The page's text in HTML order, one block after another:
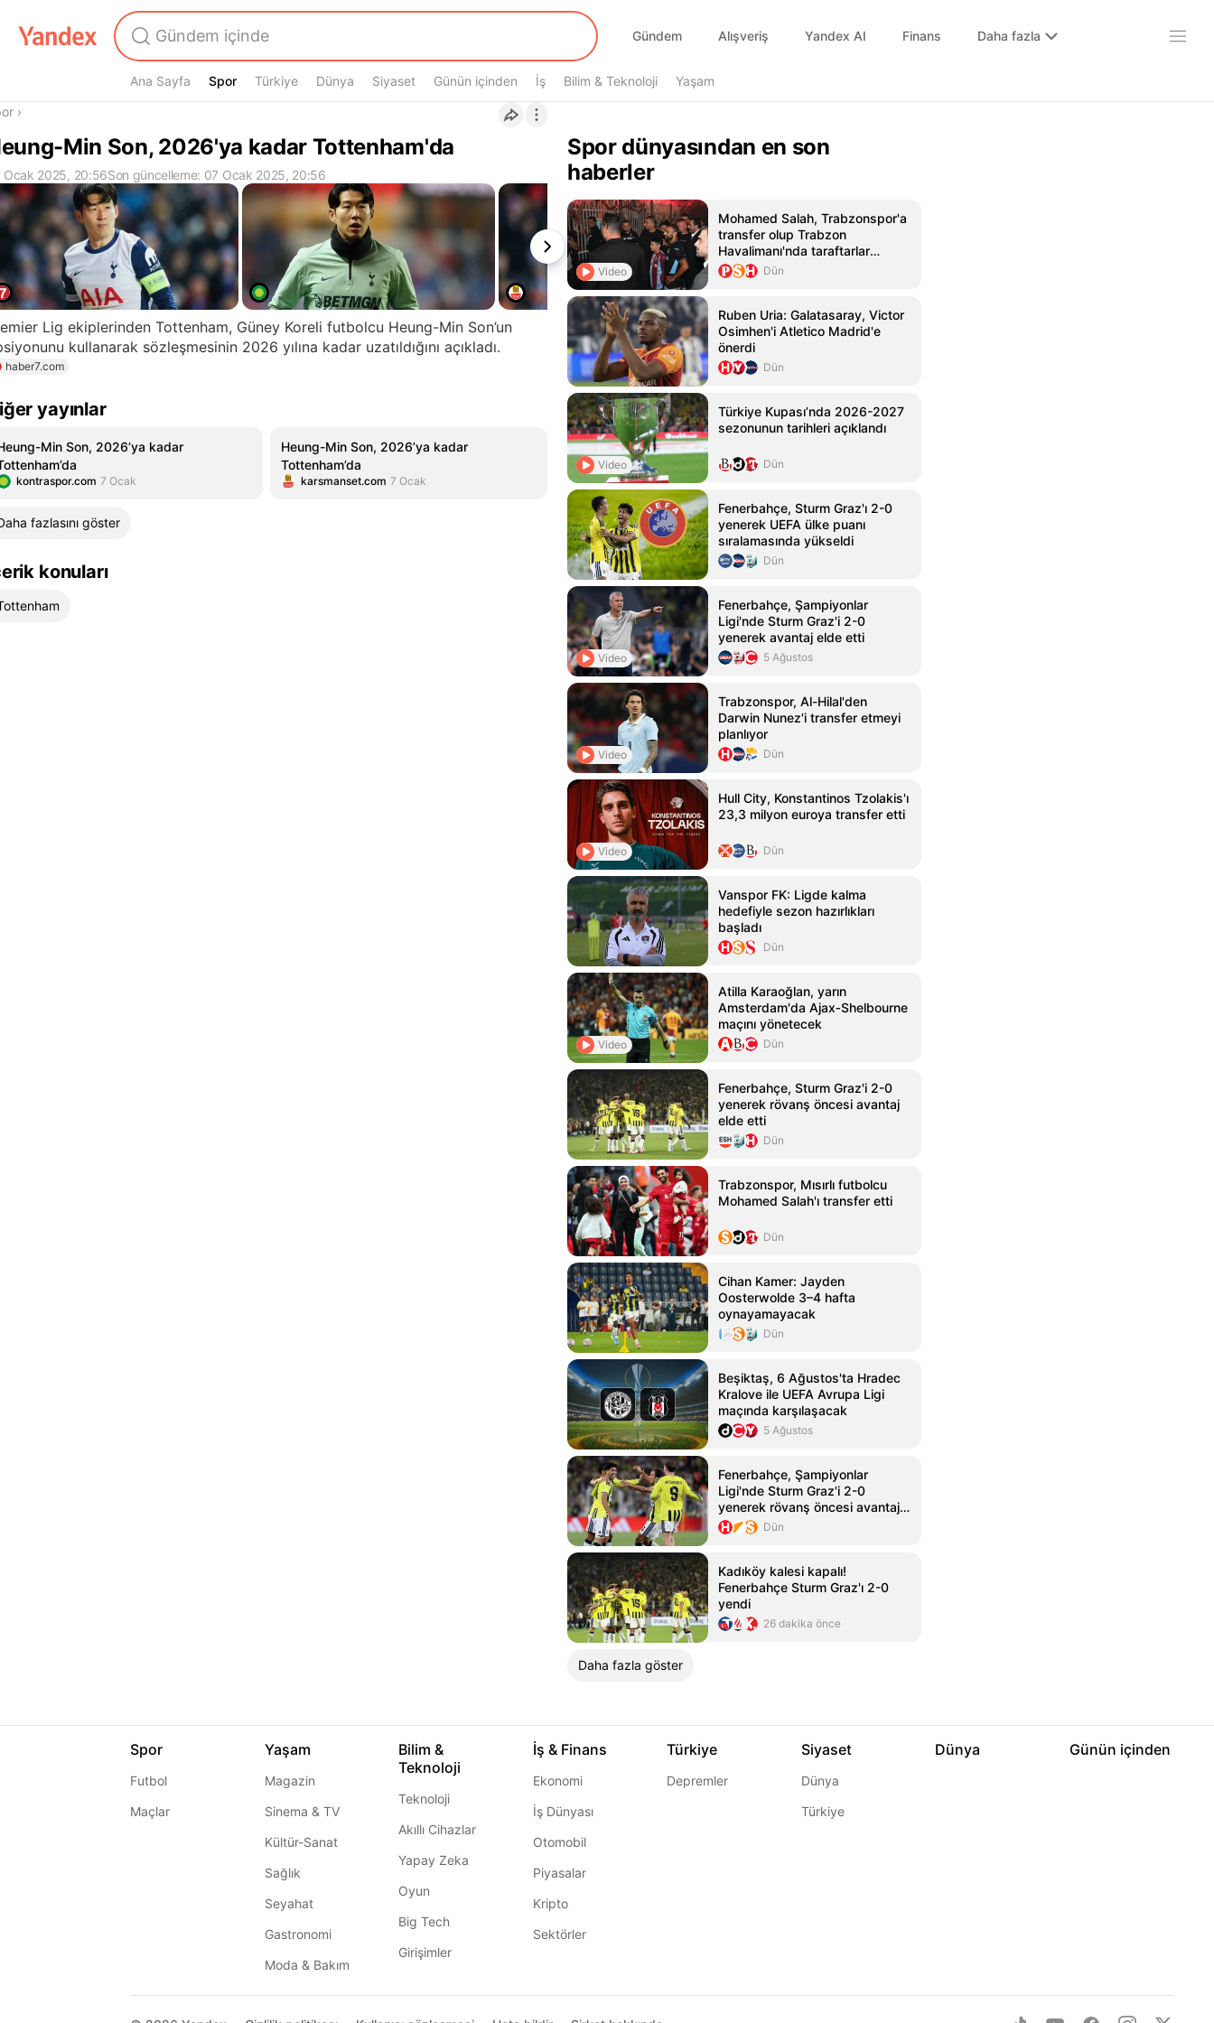
Gündem Alışveriş Yandex AI Finans Daha fazla
Ana Sayfa Spor
Spor Türkiye Dünya Siyaset Günün içinden İş Bilim & Teknoloji Yaşam
›
Min Son, 2026'ya kadar Tottenham'da
Ocak 2025, 20:56Son güncelleme: 07 Ocak 2025, 20:56
Lig ekiplerinden Tottenham, Güney Koreli futbolcu Heung-Min Son’un
kullanarak sözleşmesinin 2026 yılına kadar uzatıldığını açıkladı.
haber7.com
yayınlar
Min Son, 2026’ya kadar
kontraspor.com 7 Ocak
Heung-Min Son, 2026’ya kadar
Tottenham’da
karsmanset.com 7 Ocak
fazlasını göster
konuları
Spor dünyasından en son
haberler
Video
Mohamed Salah, Trabzonspor'a
transfer olup Trabzon
Havalimanı'nda taraftarlar
tarafından karşılandı
Dün
Ruben Uria: Galatasaray, Victor
Osimhen'i Atletico Madrid'e
önerdi
Dün
Video
Türkiye Kupası’nda 2026-2027
sezonunun tarihleri açıklandı
Dün
Fenerbahçe, Sturm Graz'ı 2-0
yenerek UEFA ülke puanı
sıralamasında yükseldi
Dün
Video
Fenerbahçe, Şampiyonlar
Ligi'nde Sturm Graz'i 2-0
yenerek avantaj elde etti
5 Ağustos
Video
Trabzonspor, Al-Hilal'den
Darwin Nunez'i transfer etmeyi
planlıyor
Dün
Video
Hull City, Konstantinos Tzolakis'ı
23,3 milyon euroya transfer etti
Dün
Vanspor FK: Ligde kalma
hedefiyle sezon hazırlıkları
başladı
Dün
Video
Atilla Karaoğlan, yarın
Amsterdam'da Ajax‑Shelbourne
maçını yönetecek
Dün
Fenerbahçe, Sturm Graz'i 2-0
yenerek rövanş öncesi avantaj
elde etti
Dün
Trabzonspor, Mısırlı futbolcu
Mohamed Salah'ı transfer etti
Dün
Cihan Kamer: Jayden
Oosterwolde 3–4 hafta
oynayamayacak
Dün
Beşiktaş, 6 Ağustos'ta Hradec
Kralove ile UEFA Avrupa Ligi
maçında karşılaşacak
5 Ağustos
Fenerbahçe, Şampiyonlar
Ligi'nde Sturm Graz'i 2-0
yenerek rövanş öncesi avantaj
elde ettiDün
Kadıköy kalesi kapalı!
Fenerbahçe Sturm Graz'ı 2-0
yendi
26 dakika önce
Daha fazla göster
Spor
Futbol
Maçlar
Yaşam
Magazin
Sinema & TV
Kültür-Sanat
Sağlık
Seyahat
Gastronomi
Moda & Bakım
Bilim &
Teknoloji
Teknoloji
Akıllı Cihazlar
Yapay Zeka
Oyun
Big Tech
Girişimler
İş & Finans
Ekonomi
İş Dünyası
Otomobil
Piyasalar
Kripto
Sektörler
Türkiye
Depremler
Siyaset
Dünya
Türkiye
Dünya Günün içinden